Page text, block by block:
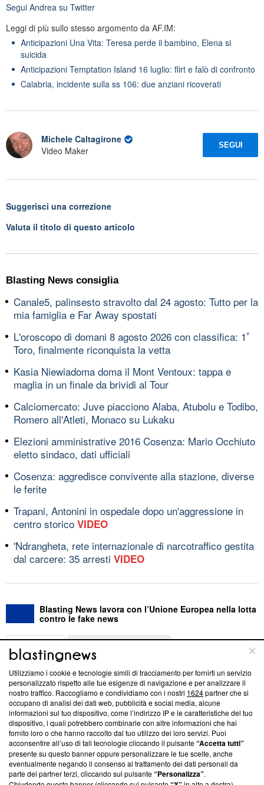
Segui Andrea su Twitter
Leggi di più sullo stesso argomento da AF.IM:
Anticipazioni Una Vita: Teresa perde il bambino, Elena si
suicida
Anticipazioni Temptation Island 16 luglio: flirt e falò di confronto
Calabria, incidente sulla ss 106: due anziani ricoverati
Michele Caltagirone
Video Maker
SEGUI
Suggerisci una correzione
Valuta il titolo di questo articolo
Blasting News consiglia
Canale5, palinsesto stravolto dal 24 agosto: Tutto per la
mia famiglia e Far Away spostati
L'oroscopo di domani 8 agosto 2026 con classifica: 1ﾟ
Toro, finalmente riconquista la vetta
Kasia Niewiadoma doma il Mont Ventoux: tappa e
maglia in un finale da brividi al Tour
Calciomercato: Juve piacciono Alaba, Atubolu e Todibo,
Romero all'Atleti, Monaco su Lukaku
Elezioni amministrative 2016 Cosenza: Mario Occhiuto
eletto sindaco, dati ufficiali
Cosenza: aggredisce convivente alla stazione, diverse
le ferite
Trapani, Antonini in ospedale dopo un'aggressione in
centro storico VIDEO
'Ndrangheta, rete internazionale di narcotraffico gestita
dal carcere: 35 arresti VIDEO
Blasting News lavora con l’Unione Europea nella lotta
contro le fake news
ABOUT
Questa sezione offre informazioni trasparenti su Blasting
News, sui nostri processi editoriali e su come ci impegniamo a
creare news di qualità. Inoltre, afferma la nostra aderenza a
‘Trust Project - News with Integrity’Blasting News non è
ancora membro del programma, ma ha richiesto di farne
parte; Trust Project non ha ancora effettuato una verifica di
conformità agli standard.
Su di noi
Utilizziamo i cookie e tecnologie simili di tracciamento per fornirti un servizio
personalizzato rispetto alle tue esigenze di navigazione e per analizzare il
nostro traffico. Raccogliamo e condividiamo con i nostri 1624partner che si
occupano di analisi dei dati web, pubblicità e social media, alcune
informazioni sul tuo dispositivo, come l’indirizzo IP e le caratteristiche del tuo
dispositivo, i quali potrebbero combinarle con altre informazioni che hai
fornito loro o che hanno raccolto dal tuo utilizzo dei loro servizi. Puoi
acconsentire all’uso di tali tecnologie cliccando il pulsante“Accetta tutti”
presente su questo banner oppure personalizzare le tue scelte, anche
eventualmente negando il consenso al trattamento dei dati personali da
parte dei partner terzi, cliccando sul pulsante“Personalizza”.